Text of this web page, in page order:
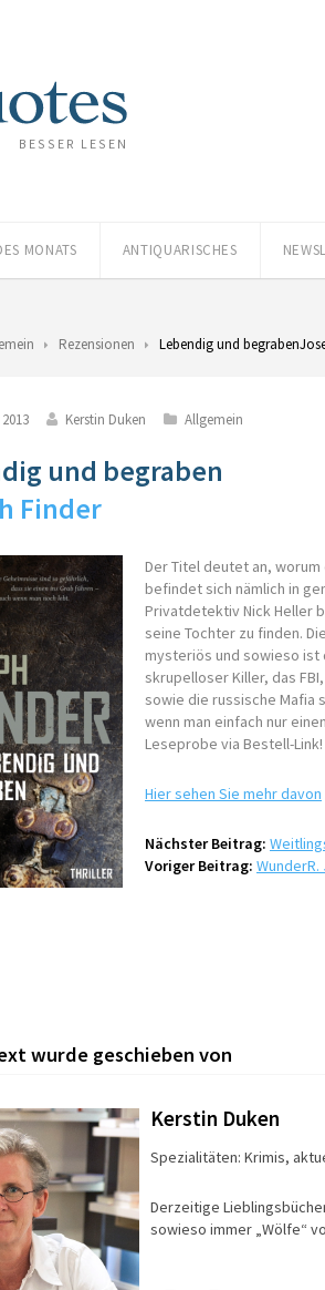
BESSER LESEN
MONATS ANTIQUARISCHES
Rezensionen Lebendig und
Kerstin Duken Allgemein
und begraben
Finder
Der Titel deutet an,
befindet sich nämlich in
Privatdetektiv Nick Heller
seine Tochter zu finden.
mysteriös und sowieso ist
skrupelloser Killer, das
sowie die russische Mafia
wenn man einfach nur
Leseprobe via Bestell-
Hier sehen Sie mehr davon
Nächster Beitrag:
Voriger Beitrag: WunderR.
wurde geschieben von
Kerstin Duken
Spezialitäten: Krimis,
Derzeitige
sowieso immer „Wölfe“